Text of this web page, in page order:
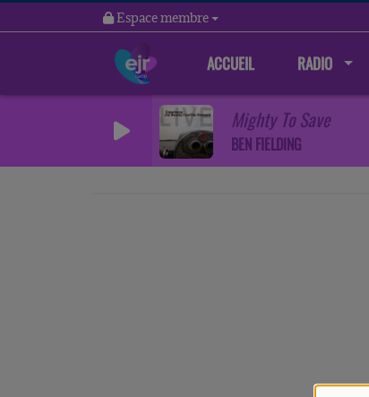
Espace membre
ACCUEIL RADIO
Mighty To Save
BEN FIELDING